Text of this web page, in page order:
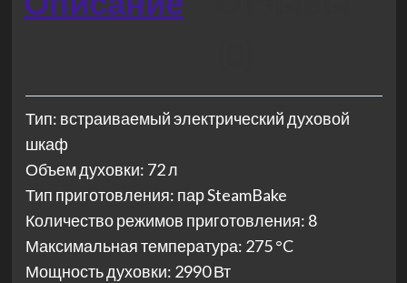
Тип: встраиваемый электрический духовой
шкаф
Объем духовки: 72 л
Тип приготовления: пар SteamBake
Количество режимов приготовления: 8
Максимальная температура: 275 °C
Мощность духовки: 2990 Вт